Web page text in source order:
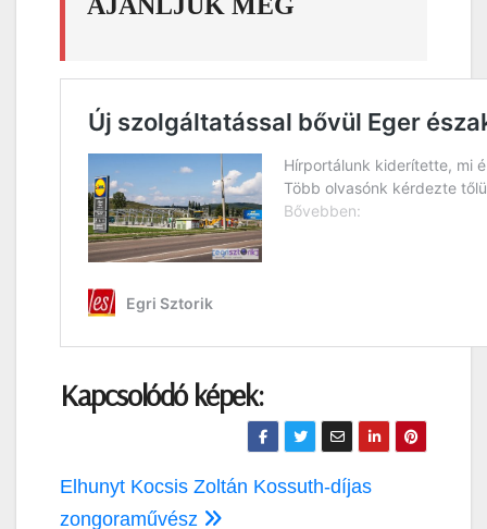
AJÁNLJUK MÉG
Kapcsolódó képek:
Bejegyzés
Elhunyt Kocsis Zoltán Kossuth-díjas
zongoraművész